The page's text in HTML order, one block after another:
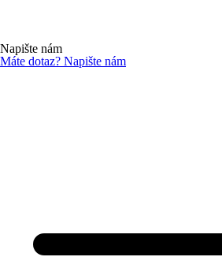
Napište nám
Máte dotaz? Napište nám